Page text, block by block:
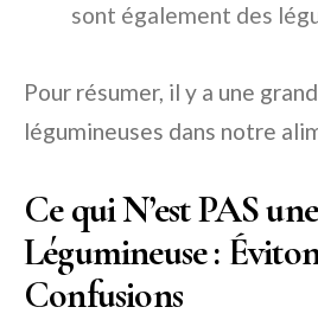
sont également des
Pour résumer, il y a une
légumineuses dans notre
Ce qui N’est PAS une
Légumineuse :
Confusions